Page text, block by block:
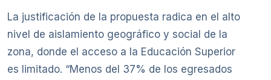
La justificación de la propuesta radica en el alto
nivel de aislamiento geográfico y social de la
zona, donde el acceso a la Educación Superior
es limitado. “Menos del 37% de los egresados